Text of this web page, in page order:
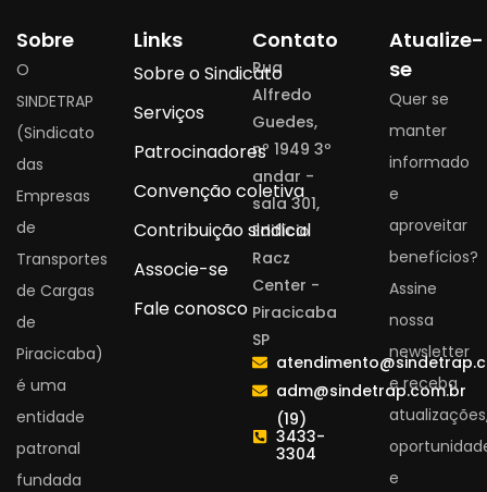
Sobre
O
SINDETRAP
(Sindicato
das
Empresas
de
Transportes
de Cargas
de
Piracicaba)
é uma
entidade
patronal
fundada
Links
Sobre o Sindicato
Serviços
Patrocinadores
Convenção coletiva
Contribuição sindical
Associe-se
Fale conosco
Contato
Rua
Alfredo
Guedes,
nº 1949 3º
andar -
sala 301,
Edifício
Racz
Center -
Piracicaba
SP
adm@sindetrap.com.br
(19)
3433-
3304
Atualize-
se
Quer se
manter
informado
e
aproveitar
benefícios?
Assine
nossa
newsletter
e receba
e